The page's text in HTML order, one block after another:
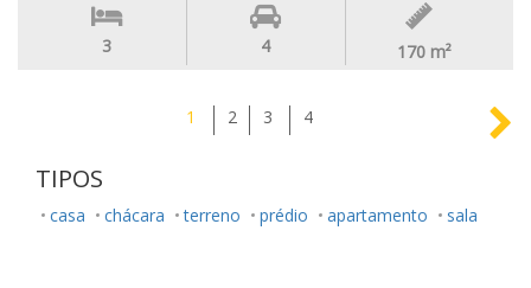
3 4 170 m²
1 2 3 4
TIPOS
casa chácara terreno prédio apartamento sala